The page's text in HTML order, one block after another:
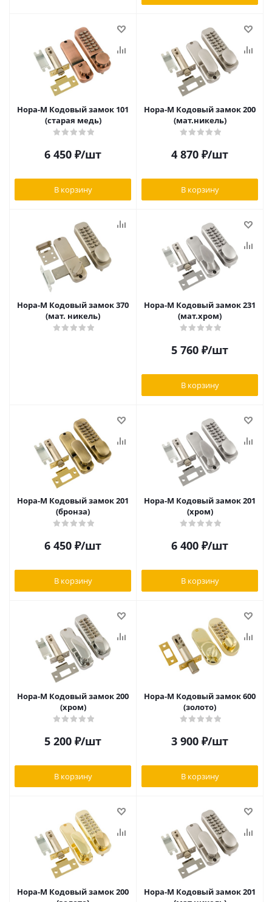
Нора-М Кодовый замок 101
(старая медь)
6 450 ₽/шт
В корзину
Нора-М Кодовый замок 200
(мат.никель)
4 870 ₽/шт
В корзину
Нора-М Кодовый замок 370
(мат. никель)
Нора-М Кодовый замок 231
(мат.хром)
5 760 ₽/шт
В корзину
Нора-М Кодовый замок 201
(бронза)
6 450 ₽/шт
В корзину
Нора-М Кодовый замок 201
(хром)
6 400 ₽/шт
В корзину
Нора-М Кодовый замок 200
(хром)
5 200 ₽/шт
В корзину
Нора-М Кодовый замок 600
(золото)
3 900 ₽/шт
В корзину
Нора-М Кодовый замок 200
Нора-М Кодовый замок 201